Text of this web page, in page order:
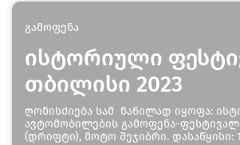
გამოფენა
ისტორიული
თბილისი 2023
ღონისძიება სამ ნაწილად იყოფა:
ავტომობილების გამოფენა-
(დრიფტი), მოტო შეჯიბრი. დასაწყისი: